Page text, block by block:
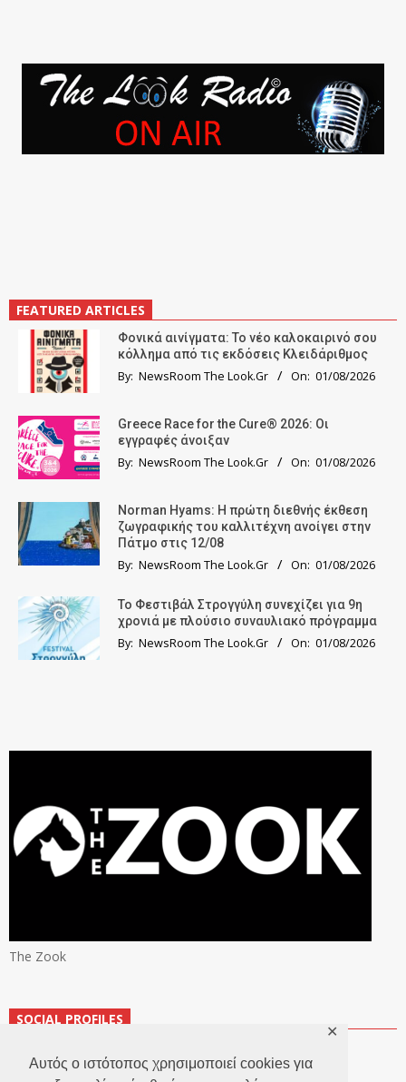
Αυτός ο ιστότοπος χρησιμοποιεί cookies για
✕
FEATURED ARTICLES
Φονικά αινίγματα: Το νέο καλοκαιρινό σου
κόλλημα από τις εκδόσεις Κλειδάριθμος
By: NewsRoom The Look.Gr On: 01/08/2026
Greece Race for the Cure® 2026: Οι
εγγραφές άνοιξαν
By: NewsRoom The Look.Gr On: 01/08/2026
Norman Hyams: Η πρώτη διεθνής έκθεση
ζωγραφικής του καλλιτέχνη ανοίγει στην
Πάτμο στις 12/08
By: NewsRoom The Look.Gr On: 01/08/2026
Το Φεστιβάλ Στρογγύλη συνεχίζει για 9η
χρονιά με πλούσιο συναυλιακό πρόγραμμα
By: NewsRoom The Look.Gr On: 01/08/2026
The Zook
SOCIAL PROFILES